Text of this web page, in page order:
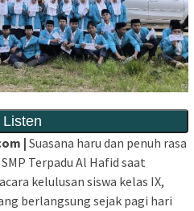
| Suasana haru dan penuh rasa
Terpadu Al Hafid saat
kelulusan siswa kelas IX,
berlangsung sejak pagi hari